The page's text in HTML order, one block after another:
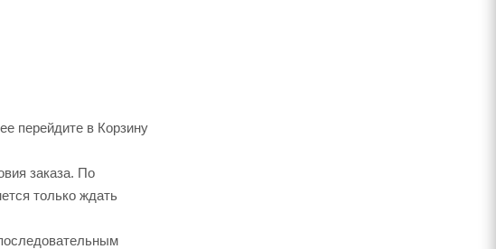
перейдите в Корзину
заказа. По
только ждать